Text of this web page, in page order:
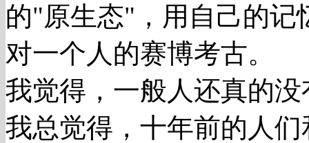
的"原生态"，用自己的记
对一个人的赛博考古。
我觉得，一般人还真的
我总觉得，十年前的人